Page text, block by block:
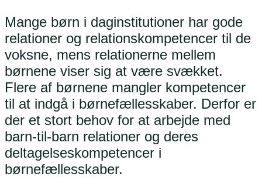
Mange børn i daginstitutioner har gode
relationer og relationskompetencer til de
voksne, mens relationerne mellem
børnene viser sig at være svækket.
Flere af børnene mangler kompetencer
til at indgå i børnefællesskaber. Derfor er
der et stort behov for at arbejde med
barn-til-barn relationer og deres
deltagelseskompetencer i
børnefællesskaber.